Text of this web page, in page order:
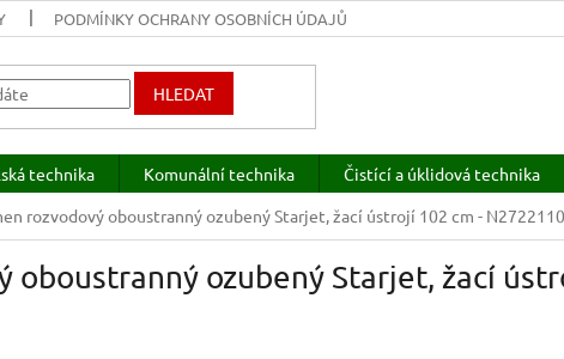
PODMÍNKY OCHRANY OSOBNÍCH ÚDAJŮ
HLEDAT
technika Komunální technika Čistící a úklidová technika
rozvodový oboustranný ozubený Starjet, žací ústrojí 102 cm -
oboustranný ozubený Starjet, žací